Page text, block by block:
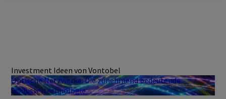
Investment Ideen von Vontobel
Optische Netzwerke: Die zunehmend bedeutende
Schlüsseltechnologie